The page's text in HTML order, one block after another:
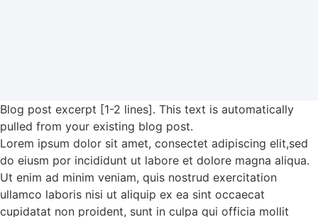
Blog post excerpt [1-2 lines]. This text is automatically
pulled from your existing blog post.
Lorem ipsum dolor sit amet, consectet adipiscing elit,sed
do eiusm por incididunt ut labore et dolore magna aliqua.
Ut enim ad minim veniam, quis nostrud exercitation
ullamco laboris nisi ut aliquip ex ea sint occaecat
cupidatat non proident, sunt in culpa qui officia mollit